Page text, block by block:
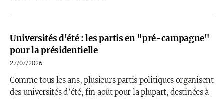
Universités d'été : les partis en "pré-campagne"
pour la présidentielle
27/07/2026
Comme tous les ans, plusieurs partis politiques organisent
des universités d’été, fin août pour la plupart, destinées à